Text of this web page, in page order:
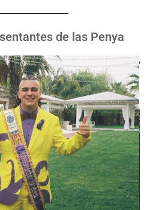
de las Penya